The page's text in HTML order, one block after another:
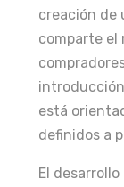
creación de
comparte el
está
definidos a
El